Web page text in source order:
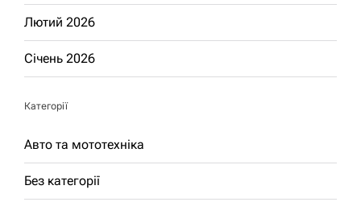
Лютий 2026
Січень 2026
Категорії
Авто та мототехніка
Без категорії